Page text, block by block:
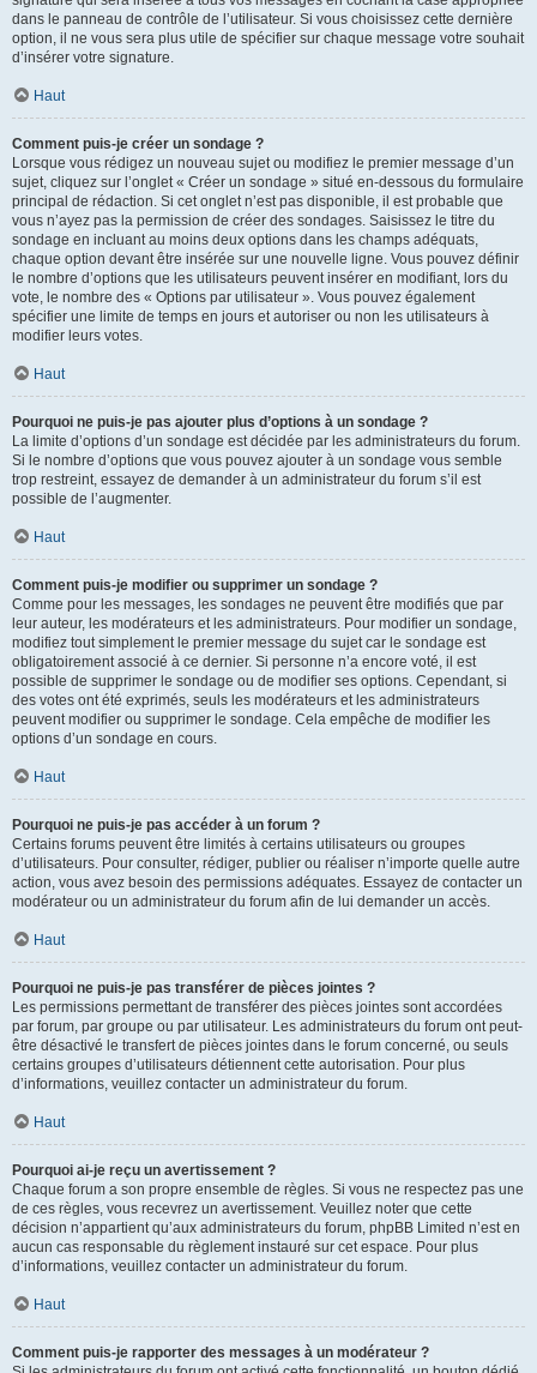
dans le panneau de contrôle de l’utilisateur. Si vous choisissez cette dernière
option, il ne vous sera plus utile de spécifier sur chaque message votre souhait
d’insérer votre signature.
Haut
Comment puis-je créer un sondage ?
Lorsque vous rédigez un nouveau sujet ou modifiez le premier message d’un
sujet, cliquez sur l’onglet « Créer un sondage » situé en-dessous du formulaire
principal de rédaction. Si cet onglet n’est pas disponible, il est probable que
vous n’ayez pas la permission de créer des sondages. Saisissez le titre du
sondage en incluant au moins deux options dans les champs adéquats,
chaque option devant être insérée sur une nouvelle ligne. Vous pouvez définir
le nombre d’options que les utilisateurs peuvent insérer en modifiant, lors du
vote, le nombre des « Options par utilisateur ». Vous pouvez également
spécifier une limite de temps en jours et autoriser ou non les utilisateurs à
modifier leurs votes.
Haut
Pourquoi ne puis-je pas ajouter plus d’options à un sondage ?
La limite d’options d’un sondage est décidée par les administrateurs du forum.
Si le nombre d’options que vous pouvez ajouter à un sondage vous semble
trop restreint, essayez de demander à un administrateur du forum s’il est
possible de l’augmenter.
Haut
Comment puis-je modifier ou supprimer un sondage ?
Comme pour les messages, les sondages ne peuvent être modifiés que par
leur auteur, les modérateurs et les administrateurs. Pour modifier un sondage,
modifiez tout simplement le premier message du sujet car le sondage est
obligatoirement associé à ce dernier. Si personne n’a encore voté, il est
possible de supprimer le sondage ou de modifier ses options. Cependant, si
des votes ont été exprimés, seuls les modérateurs et les administrateurs
peuvent modifier ou supprimer le sondage. Cela empêche de modifier les
options d’un sondage en cours.
Haut
Pourquoi ne puis-je pas accéder à un forum ?
Certains forums peuvent être limités à certains utilisateurs ou groupes
d’utilisateurs. Pour consulter, rédiger, publier ou réaliser n’importe quelle autre
action, vous avez besoin des permissions adéquates. Essayez de contacter un
modérateur ou un administrateur du forum afin de lui demander un accès.
Haut
Pourquoi ne puis-je pas transférer de pièces jointes ?
Les permissions permettant de transférer des pièces jointes sont accordées
par forum, par groupe ou par utilisateur. Les administrateurs du forum ont peut-
être désactivé le transfert de pièces jointes dans le forum concerné, ou seuls
certains groupes d’utilisateurs détiennent cette autorisation. Pour plus
d’informations, veuillez contacter un administrateur du forum.
Haut
Pourquoi ai-je reçu un avertissement ?
Chaque forum a son propre ensemble de règles. Si vous ne respectez pas une
de ces règles, vous recevrez un avertissement. Veuillez noter que cette
décision n’appartient qu’aux administrateurs du forum, phpBB Limited n’est en
aucun cas responsable du règlement instauré sur cet espace. Pour plus
d’informations, veuillez contacter un administrateur du forum.
Haut
Comment puis-je rapporter des messages à un modérateur ?